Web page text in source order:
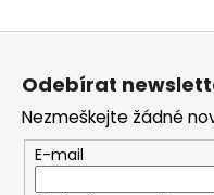
Z
Odebírat
Nezmeškejte žádné
E-mail